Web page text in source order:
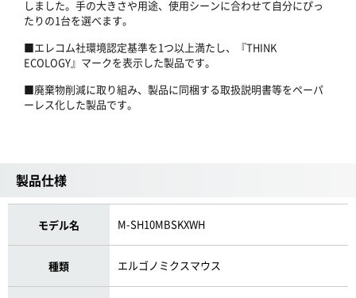
しました。手の大きさや用途、使用シーンに合わせて自分にぴっ
たりの1台を選べます。
■エレコム社環境認定基準を1つ以上満たし、『THINK
ECOLOGY』マークを表示した製品です。
■廃棄物削減に取り組み、製品に同梱する取扱説明書等をペーパ
ーレス化した製品です。
製品仕様
モデル名 M-SH10MBSKXWH
種類 エルゴノミクスマウス